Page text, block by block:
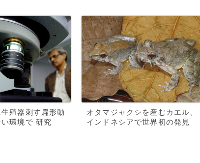
殖器刺す扁形動
環境で 研究
オタマジャクシを産むカエル、
インドネシアで世界初の発見